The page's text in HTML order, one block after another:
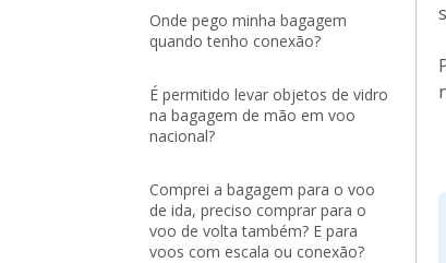
Onde pego minha bagagem
quando tenho conexão?
É permitido levar objetos de vidro
na bagagem de mão em voo
nacional?
Comprei a bagagem para o voo
de ida, preciso comprar para o
voo de volta também? E para
voos com escala ou conexão?